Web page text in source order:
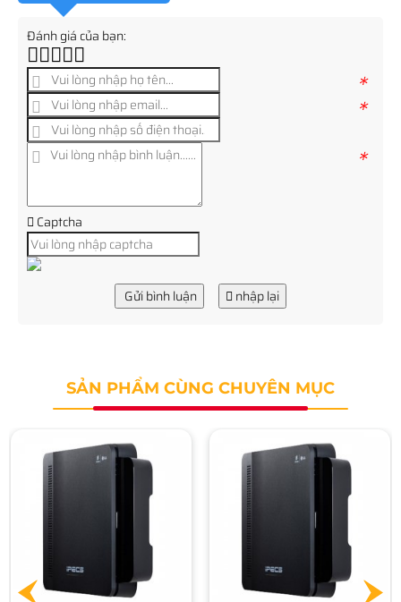
Đánh giá của bạn:
*
*
*
Captcha
Gửi bình luận nhập lại
SẢN PHẨM CÙNG CHUYÊN MỤC